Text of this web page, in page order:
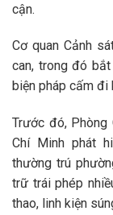
cận.
Cơ quan Cảnh
can, trong đó
biện pháp cấm đi
Trước đó, Phòng
Chí Minh phát
thường trú
trữ trái phép
thao, linh kiện